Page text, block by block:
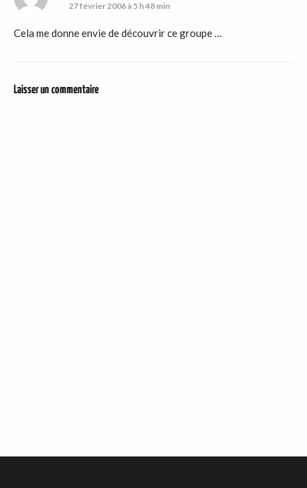
27 février 2006 à 5 h 48 min
Cela me donne envie de découvrir ce groupe …
Laisser un commentaire